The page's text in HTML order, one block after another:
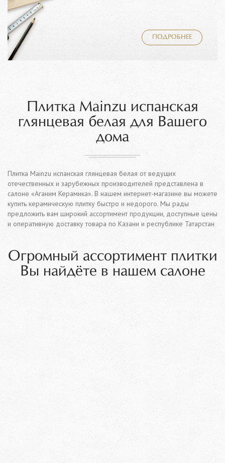
ПОДРОБНЕЕ
Плитка Mainzu испанская
глянцевая белая для Вашего
дома
Плитка Mainzu испанская глянцевая белая от ведущих
отечественных и зарубежных производителей представлена в
салоне «Аганим Керамика». В нашем интернет-магазине вы можете
купить керамическую плитку быстро и недорого. Мы рады
предложить вам широкий ассортимент продукции, доступные цены
и оперативную доставку товара по Казани и республике Татарстан
Огромный ассортимент плитки
Вы найдёте в нашем салоне